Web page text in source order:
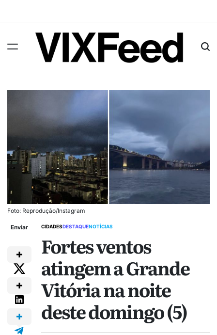
Foto: Reprodução/Instagram
Enviar CIDADESDESTAQUENOTÍCIAS
Fortes ventos
atingem a Grande
Vitória na noite
deste domingo (5)